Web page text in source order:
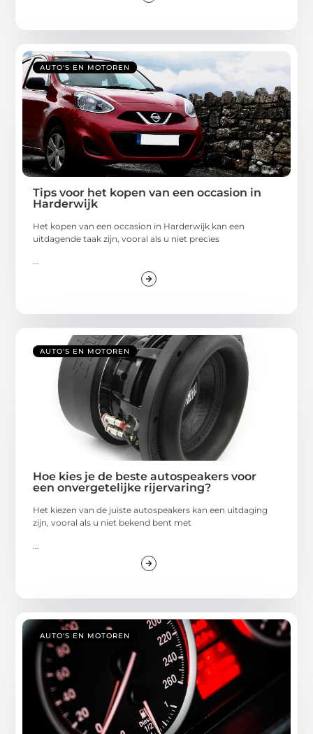
AUTO'S EN MOTOREN
Tips voor het kopen van een occasion in
Harderwijk
Het kopen van een occasion in Harderwijk kan een
uitdagende taak zijn, vooral als u niet precies
...
AUTO'S EN MOTOREN
Hoe kies je de beste autospeakers voor
een onvergetelijke rijervaring?
Het kiezen van de juiste autospeakers kan een uitdaging
zijn, vooral als u niet bekend bent met
AUTO'S EN MOTOREN